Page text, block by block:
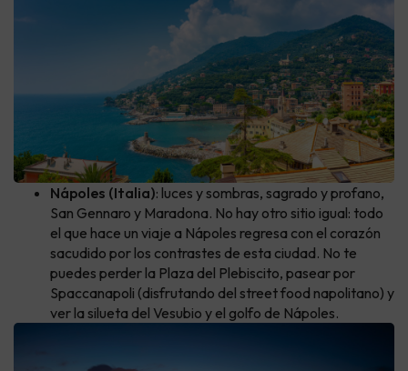
Nápoles (Italia): luces y sombras, sagrado y profano,
San Gennaro y Maradona. No hay otro sitio igual: todo
el que hace un viaje a Nápoles regresa con el corazón
sacudido por los contrastes de esta ciudad. No te
puedes perder la Plaza del Plebiscito, pasear por
Spaccanapoli (disfrutando del street food napolitano) y
ver la silueta del Vesubio y el golfo de Nápoles.